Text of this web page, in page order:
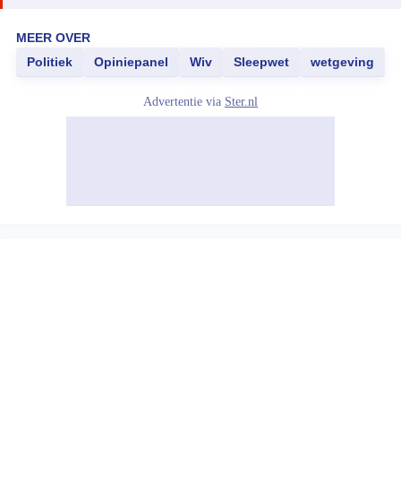
MEER OVER
Politiek
Opiniepanel Wiv Sleepwet wetgeving
Advertentie via Ster.nl